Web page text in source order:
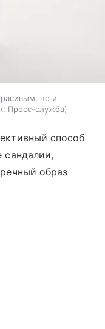
но и
Пресс-служба
способ
сандалии,
образ